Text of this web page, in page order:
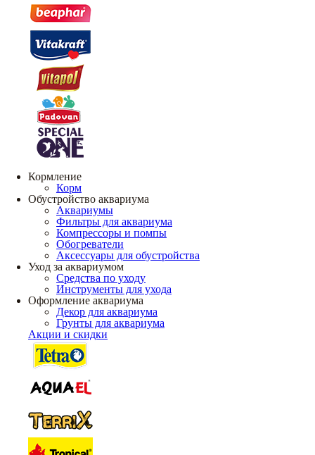
Кормление
Корм
Обустройство аквариума
Аквариумы
Фильтры для аквариума
Компрессоры и помпы
Обогреватели
Аксессуары для обустройства
Уход за аквариумом
Средства по уходу
Инструменты для ухода
Оформление аквариума
Декор для аквариума
Грунты для аквариума
Акции и скидки